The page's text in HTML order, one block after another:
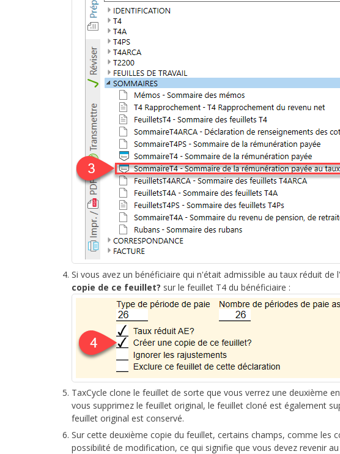
Si vous avez un bénéficiaire qui n'était admissible au taux réduit
copie de ce feuillet? sur le feuillet T4 du bénéficiaire :
TaxCycle clone le feuillet de sorte que vous verrez une deuxième
vous supprimez le feuillet original, le feuillet cloné est également
feuillet original est conservé.
Sur cette deuxième copie du feuillet, certains champs, comme les
possibilité de modification, ce qui signifie que vous devez revenir